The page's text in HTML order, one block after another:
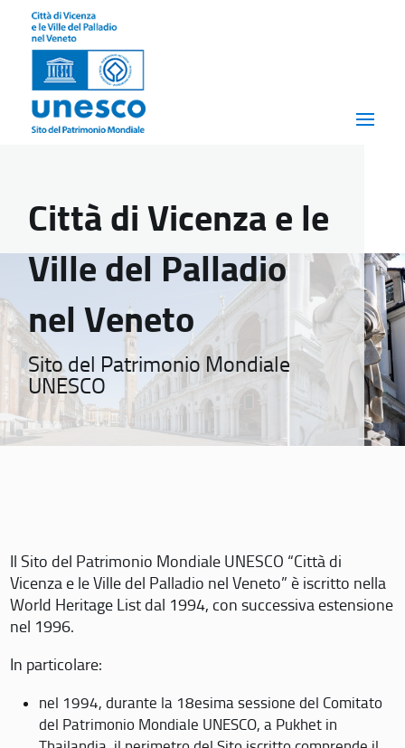
Città di Vicenza e le
Ville del Palladio
nel Veneto
Sito del Patrimonio Mondiale
UNESCO
Il Sito del Patrimonio Mondiale UNESCO “Città di
Vicenza e le Ville del Palladio nel Veneto” è iscritto nella
World Heritage List dal 1994, con successiva estensione
nel 1996.
In particolare:
nel 1994, durante la 18esima sessione del Comitato
del Patrimonio Mondiale UNESCO, a Pukhet in